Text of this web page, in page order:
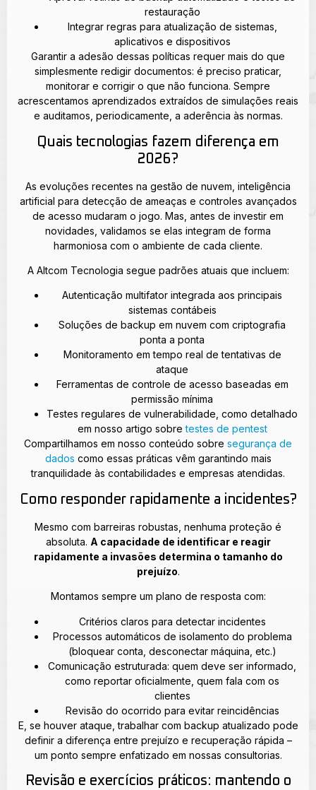
restauração
Integrar regras para atualização de sistemas,
aplicativos e dispositivos
Garantir a adesão dessas políticas requer mais do que
simplesmente redigir documentos: é preciso praticar,
monitorar e corrigir o que não funciona. Sempre
acrescentamos aprendizados extraídos de simulações reais
e auditamos, periodicamente, a aderência às normas.
Quais tecnologias fazem diferença em
2026?
As evoluções recentes na gestão de nuvem, inteligência
artificial para detecção de ameaças e controles avançados
de acesso mudaram o jogo. Mas, antes de investir em
novidades, validamos se elas integram de forma
harmoniosa com o ambiente de cada cliente.
A Altcom Tecnologia segue padrões atuais que incluem:
Autenticação multifator integrada aos principais
sistemas contábeis
Soluções de backup em nuvem com criptografia
ponta a ponta
Monitoramento em tempo real de tentativas de
ataque
Ferramentas de controle de acesso baseadas em
permissão mínima
Testes regulares de vulnerabilidade, como detalhado
em nosso artigo sobretestes de pentest
Compartilhamos em nosso conteúdo sobre segurança de
dados como essas práticas vêm garantindo mais
tranquilidade às contabilidades e empresas atendidas.
Como responder rapidamente a incidentes?
Mesmo com barreiras robustas, nenhuma proteção é
absoluta. A capacidade de identificar e reagir
rapidamente a invasões determina o tamanho do
prejuízo.
Montamos sempre um plano de resposta com:
Critérios claros para detectar incidentes
Processos automáticos de isolamento do problema
(bloquear conta, desconectar máquina, etc.)
Comunicação estruturada: quem deve ser informado,
como reportar oficialmente, quem fala com os
clientes
Revisão do ocorrido para evitar reincidências
E, se houver ataque, trabalhar com backup atualizado pode
definir a diferença entre prejuízo e recuperação rápida –
um ponto sempre enfatizado em nossas consultorias.
Revisão e exercícios práticos: mantendo o